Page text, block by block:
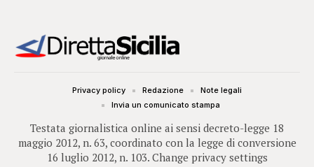
Testata giornalistica online ai sensi decreto-legge 18
maggio 2012, n. 63, coordinato con la legge di conversione
16 luglio 2012, n. 103. Change privacy settings
Privacy policy Redazione
Note legali
Invia un comunicato stampa